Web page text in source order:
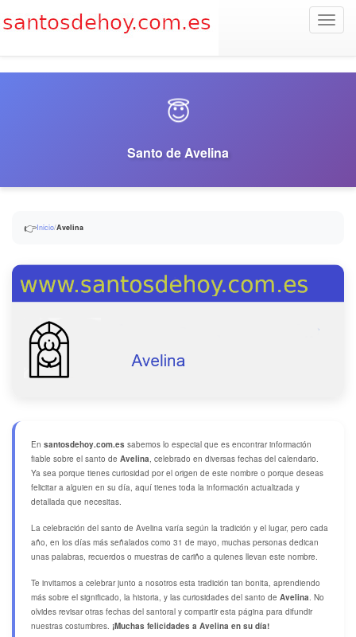
😇
Santo de Avelina
👉Inicio/Avelina
En santosdehoy.com.es sabemos lo especial que es encontrar información
fiable sobre el santo de Avelina, celebrado en diversas fechas del calendario.
Ya sea porque tienes curiosidad por el origen de este nombre o porque deseas
felicitar a alguien en su día, aquí tienes toda la información actualizada y
detallada que necesitas.
La celebración del santo de Avelina varía según la tradición y el lugar, pero cada
año, en los días más señalados como 31 de mayo, muchas personas dedican
unas palabras, recuerdos o muestras de cariño a quienes llevan este nombre.
Te invitamos a celebrar junto a nosotros esta tradición tan bonita, aprendiendo
más sobre el significado, la historia, y las curiosidades del santo de Avelina. No
olvides revisar otras fechas del santoral y compartir esta página para difundir
nuestras costumbres. ¡Muchas felicidades a Avelina en su día!